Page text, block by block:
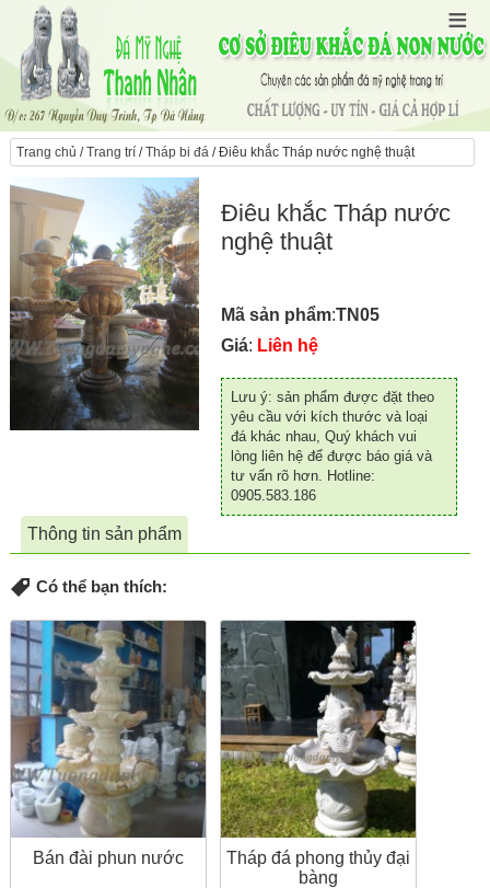
Trang chủ /Trang trí/Tháp bi đá/ Điêu khắc Tháp nước nghệ thuật
Điêu khắc Tháp nước
nghệ thuật
Mã sản phẩm:TN05
Giá: Liên hệ
Lưu ý: sản phẩm được đặt theo
yêu cầu với kích thước và loại
đá khác nhau, Quý khách vui
lòng liên hệ để được báo giá và
tư vấn rõ hơn. Hotline:
0905.583.186
Thông tin sản phẩm
Có thể bạn thích:
Bán đài phun nước
Tháp đá phong thủy đại
bàng